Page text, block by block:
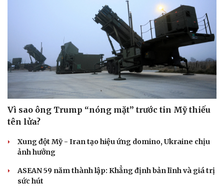
Vì sao ông Trump “nóng mặt” trước tin Mỹ thiếu
tên lửa?
Xung đột Mỹ - Iran tạo hiệu ứng domino, Ukraine chịu
ảnh hưởng
ASEAN 59 năm thành lập: Khẳng định bản lĩnh và giá trị
sức hút